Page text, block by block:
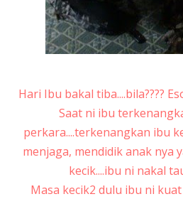
Hari Ibu bakal tiba....bila????
Saat ni ibu
perkara....terkenangkan ibu
menjaga, mendidik anak nya
kecik....ibu ni nakal
Masa kecik2 dulu ibu ni kuat